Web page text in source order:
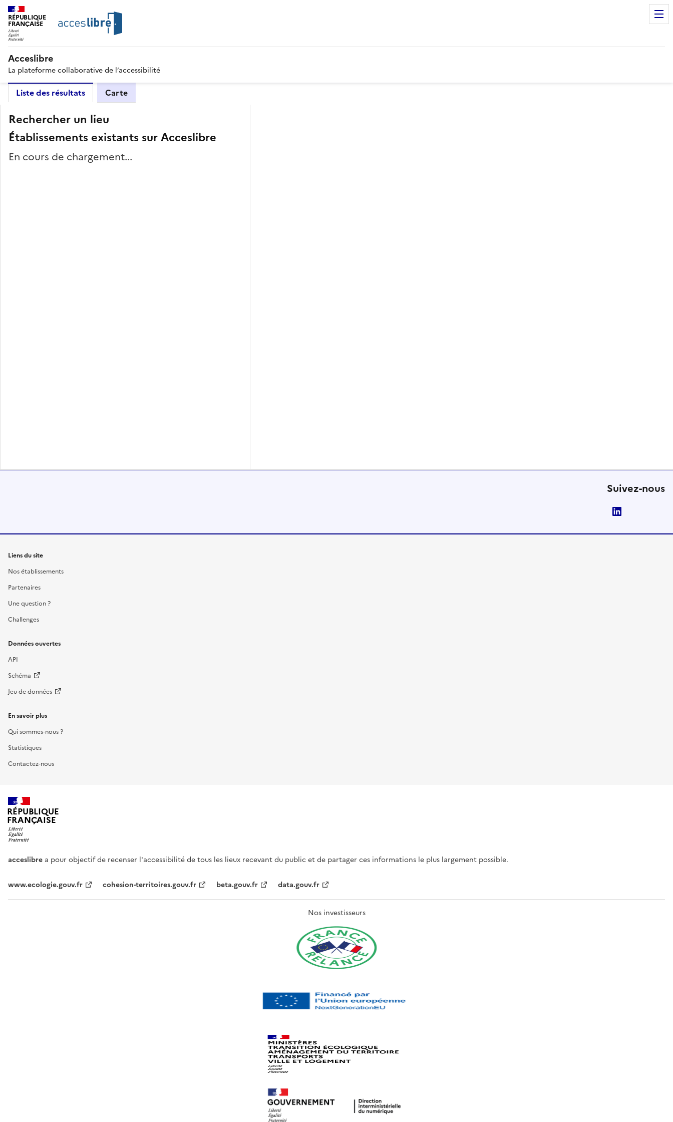
RÉPUBLIQUE
FRANÇAISE
Acceslibre
La plateforme collaborative de l’accessibilité
Liste des résultats Carte
Rechercher un lieu
Établissements existants sur Acceslibre
En cours de chargement...
Suivez-nous
Liens du site
Nos établissements
Partenaires
Une question ?
Challenges
Données ouvertes
API
Schéma
Jeu de données
En savoir plus
Qui sommes-nous ?
Statistiques
Contactez-nous
RÉPUBLIQUE
FRANÇAISE
acceslibre a pour objectif de recenser l'accessibilité de tous les lieux recevant du public et de partager ces informations le plus largement possible.
www.ecologie.gouv.fr cohesion-territoires.gouv.fr beta.gouv.fr data.gouv.fr
Nos investisseurs